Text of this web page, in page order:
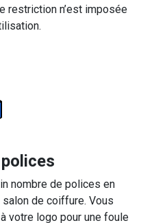
restriction n’est imposée
nombre de polices en
de coiffure. Vous
votre logo pour une foule